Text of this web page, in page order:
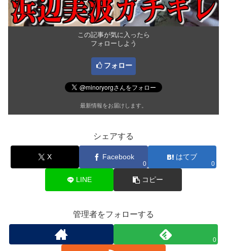
この記事が気に入ったら
フォローしよう
フォロー
最新情報をお届けします。
シェアする
X Facebook
0
はてブ
0
LINE コピー
管理者をフォローする
0